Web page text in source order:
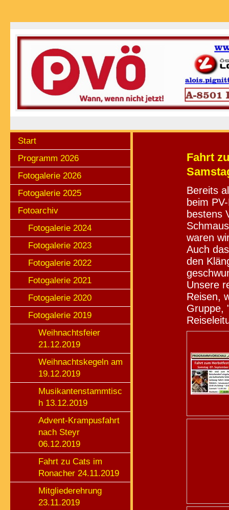
Start
Programm 2026
Fotogalerie 2026
Fotogalerie 2025
Fotoarchiv
Fotogalerie 2024
Fotogalerie 2023
Fotogalerie 2022
Fotogalerie 2021
Fotogalerie 2020
Fotogalerie 2019
Weihnachtsfeier
21.12.2019
Weihnachtskegeln am
19.12.2019
Musikantenstammtisc
h 13.12.2019
Advent-Krampusfahrt
nach Steyr
06.12.2019
Fahrt zu Cats im
Ronacher 24.11.2019
Mitgliederehrung
23.11.2019
Fahrt
Bereits
beim
bestens
waren
Auch
den
Unsere
Reisen,
Gruppe,